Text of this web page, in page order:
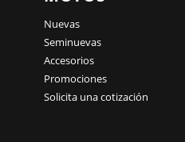
Nuevas
Seminuevas
Accesorios
Promociones
Solicita una cotización